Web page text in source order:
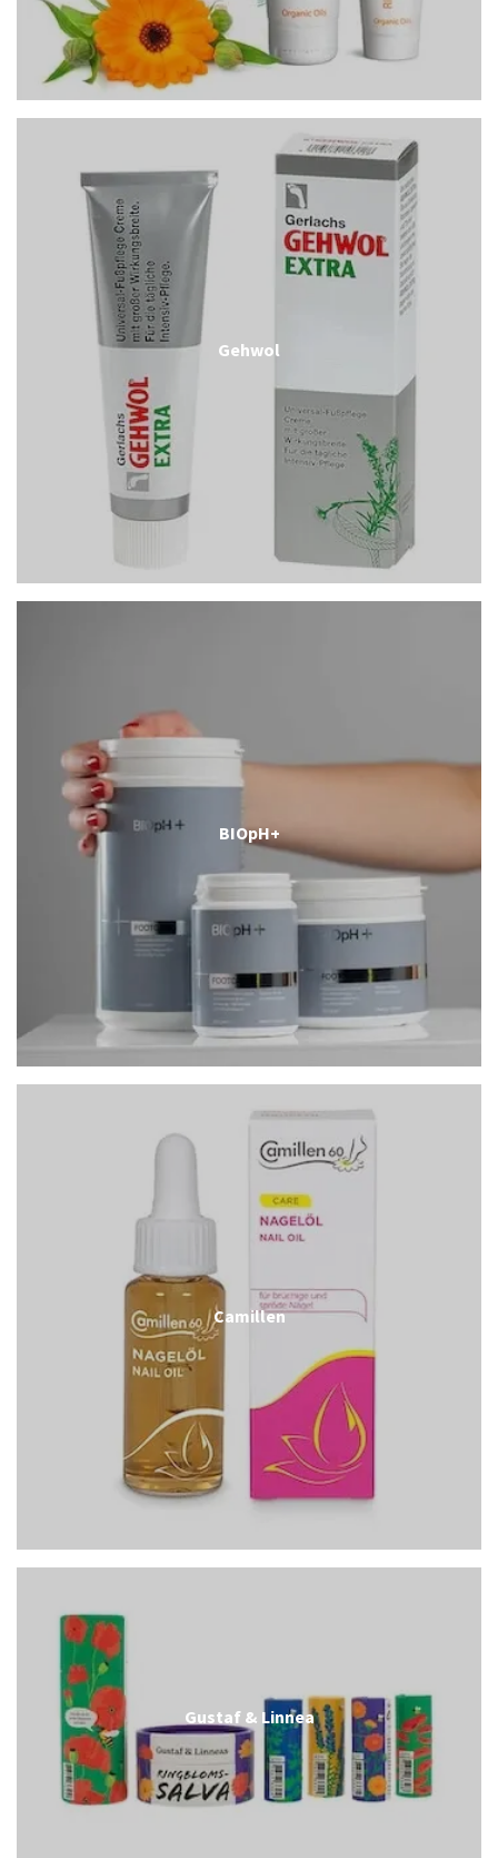
Gehwol
BIOpH+
Camillen
Gustaf & Linnea